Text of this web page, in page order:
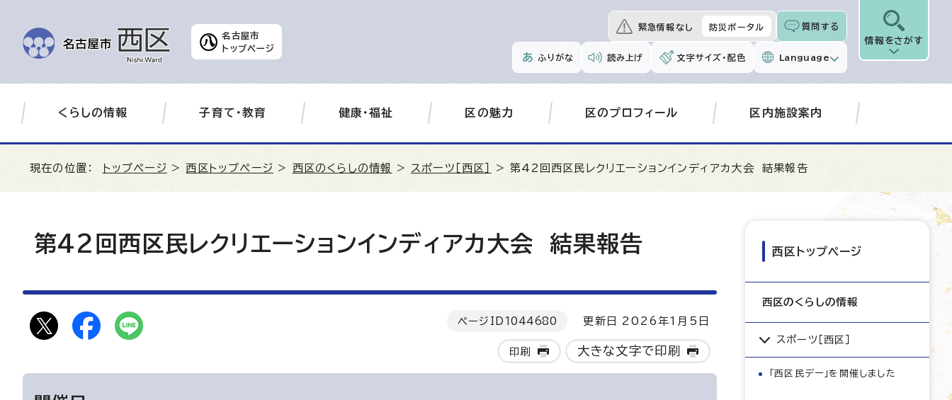
名古屋市
トップページ
緊急情報なし 防災ポータル 質問する
ふりがな 読み上げ 文字サイズ・配色 Language
情報をさがす
くらしの情報 子育て・教育 健康・福祉 区の魅力 区のプロフィール 区内施設案内
現在の位置： トップページ > 西区トップページ > 西区のくらしの情報 > スポーツ［西区］ > 第42回西区民レクリエーションインディアカ大会 結果報告
第42回西区民レクリエーションインディアカ大会 結果報告
ページID 1044680 更新日 2026年1月5日
印刷 大きな文字で印刷
西区トップページ
西区のくらしの情報
スポーツ［西区］
「西区民デー」を開催しました